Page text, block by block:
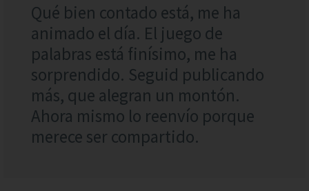
Qué bien contado está, me ha
animado el día. El juego de
palabras está finísimo, me ha
sorprendido. Seguid publicando
más, que alegran un montón.
Ahora mismo lo reenvío porque
merece ser compartido.